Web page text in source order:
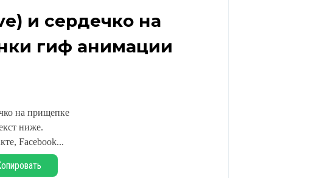
и сердечко на
гиф анимации
на прищепке
ниже.
Facebook...